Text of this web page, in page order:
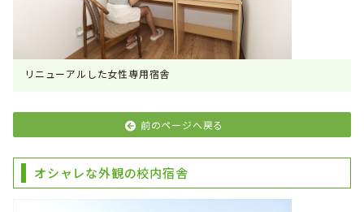
リニューアルした女性専用宿舎
前のページへ戻る
オシャレな外観の校内宿舎